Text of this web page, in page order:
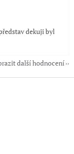
dekuji byl
další hodnocení